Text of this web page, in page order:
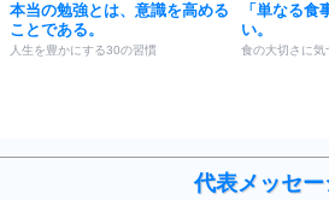
本当の勉強とは、意識を高める
ことである。
人生を豊かにする30の習慣
「単なる食
い。
食の大切さに気
代表メッセー